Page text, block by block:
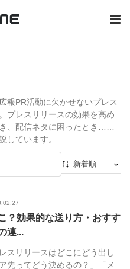
報PR活動に欠かせないプレス
プレスリリースの効果を高め
、配信ネタに困ったとき……
しています。
新着順
人気順
？効果的な送り方・おすす
連...
スリリースはどこにどう出し
先ってどう決めるの？」「メ